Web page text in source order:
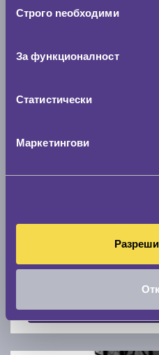
наСтрого nеобходими
За функционалност
Статистически
Маркетингови
Скоростомер